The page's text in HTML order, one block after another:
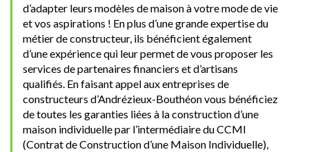
d’adapter leurs modèles de maison à votre mode de vie
et vos aspirations ! En plus d’une grande expertise du
métier de constructeur, ils bénéficient également
d’une expérience qui leur permet de vous proposer les
services de partenaires financiers et d’artisans
qualifiés. En faisant appel aux entreprises de
constructeurs d’Andrézieux-Bouthéon vous bénéficiez
de toutes les garanties liées à la construction d’une
maison individuelle par l’intermédiaire du CCMI
(Contrat de Construction d’une Maison Individuelle),